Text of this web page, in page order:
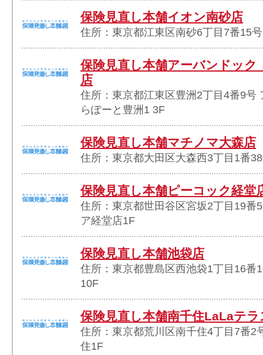
保険見直し本舗イオン南砂店
住所：東京都江東区南砂6丁目7番15
保険見直し本舗アーバンドック
店
住所：東京都江東区豊洲2丁目4番9号
らぽーと豊洲1 3F
保険見直し本舗マチノマ大森店
住所：東京都大田区大森西3丁目1番
保険見直し本舗ピーコック経堂
住所：東京都世田谷区宮坂2丁目19番
ア経堂店1F
保険見直し本舗池袋店
住所：東京都豊島区西池袋1丁目16番
10F
保険見直し本舗南千住LaLaテラ
住所：東京都荒川区南千住4丁目7番2
住1F